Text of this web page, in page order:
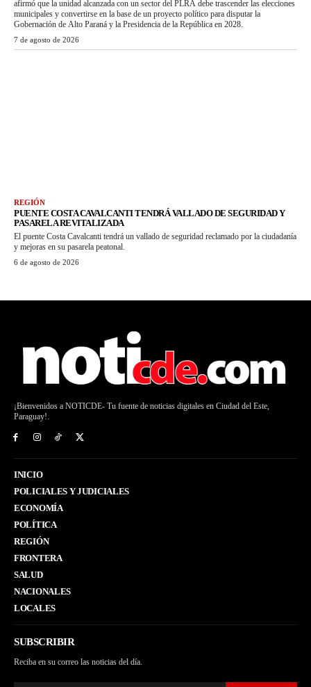
afirmó que la unidad alcanzada con un sector del PLRA debe trascender las elecciones
municipales y convertirse en la base de un proyecto político para disputar la
Gobernación de Alto Paraná y la Presidencia de la República en 2028.
7 de agosto de 2026
REGIÓN
PUENTE COSTA CAVALCANTI TENDRÁ VALLADO DE SEGURIDAD Y
PASARELA REVITALIZADA
El puente Costa Cavalcanti tendrá un vallado de seguridad reclamado por la ciudadanía
y mejoras en su pasarela peatonal.
6 de agosto de 2026
¡Bienvenidos a NOTICDE- Tu fuente de noticias digitales en Ciudad del Este,
Paraguay!.
INICIO
POLICIALES Y JUDICIALES
ECONOMÍA
POLÍTICA
REGIÓN
FRONTERA
SALUD
NACIONALES
LOCALES
SUBSCRIBIR
Reciba en su correo las noticias del día.